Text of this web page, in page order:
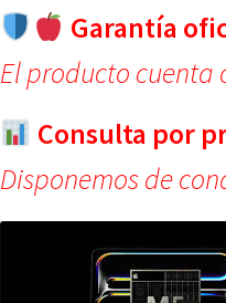
Garantía
El producto
Consulta por
Disponemos de